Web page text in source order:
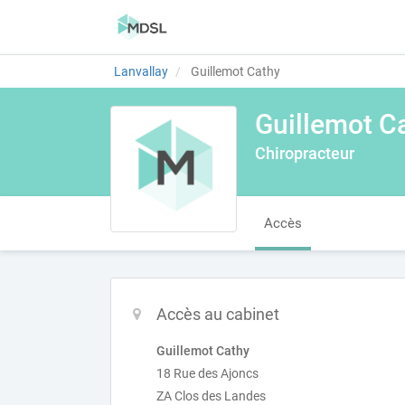
Lanvallay Guillemot Cathy
Guillemot
Chiropracteur
Accès
Accès au cabinet
Guillemot Cathy
18 Rue des Ajoncs
ZA Clos des Landes